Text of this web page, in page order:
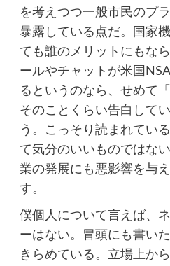
を考えつつ一般市民のプ
暴露している点だ。国家
ても誰のメリットにもな
ールやチャットが米国
るというのなら、せめて
そのことくらい告白して
う。こっそり読まれてい
て気分のいいものではな
業の発展にも悪影響を与
す。
僕個人について言えば、
ーはない。冒頭にも書い
きらめている。立場上か